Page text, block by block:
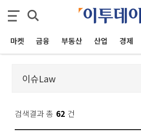
마켓 금융 부동산 산업 경제
검색결과 총 62 건